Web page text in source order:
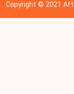
Copyright © 202 1